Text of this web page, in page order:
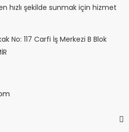
hızlı şekilde sunmak için hizmet
No: 117 Carfi İş Merkezi B Blok